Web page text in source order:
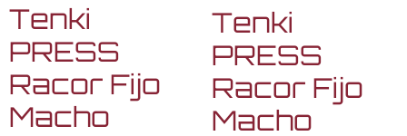
Tenki
PRESS
Racor Fijo
Macho
Tenki
PRESS
Racor Fijo
Macho